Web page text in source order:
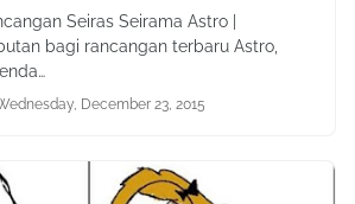
Seiras Seirama Astro |
bagi rancangan terbaru Astro,
December 23, 2015